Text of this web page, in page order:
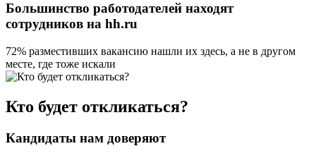
Большинство работодателей находят
сотрудников на hh.ru
72% разместивших вакансию нашли их здесь, а не в другом
месте, где тоже искали
Кто будет откликаться?
Кандидаты нам доверяют